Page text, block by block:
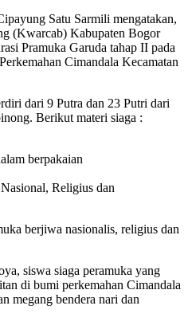
Satu Sarmili mengatakan,
(Kwarcab) Kabupaten Bogor
Pramuka Garuda tahap II pada
Cimandala Kecamatan
dari 9 Putra dan 23 Putri dari
Berikut materi siaga :
berpakaian
Religius dan
berjiwa nasionalis, religius dan
siswa siaga peramuka yang
di bumi perkemahan Cimandala
megang bendera nari dan